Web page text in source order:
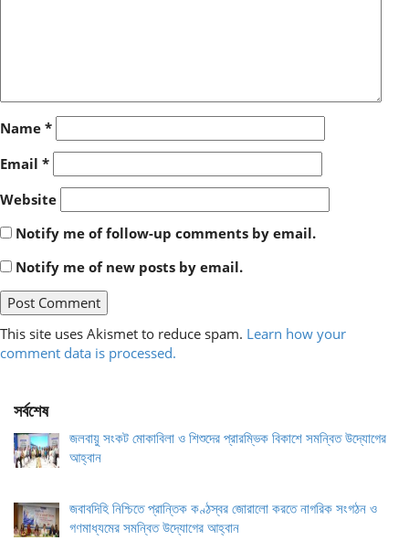
Name *
Email *
Website
Notify me of follow-up comments by email.
Notify me of new posts by email.
This site uses Akismet to reduce spam. Learn how your
comment data is processed.
সর্বশেষ
জলবায়ু সংকট মোকাবিলা ও শিশুদের প্রারম্ভিক বিকাশে সমন্বিত উদ্যোগের
আহ্বান
জবাবদিহি নিশ্চিতে প্রান্তিক কণ্ঠস্বর জোরালো করতে নাগরিক সংগঠন ও
গণমাধ্যমের সমন্বিত উদ্যোগের আহ্বান